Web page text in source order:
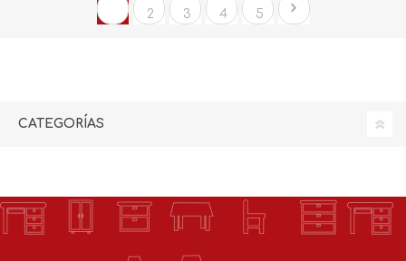
2 3 4 5
CATEGORÍAS